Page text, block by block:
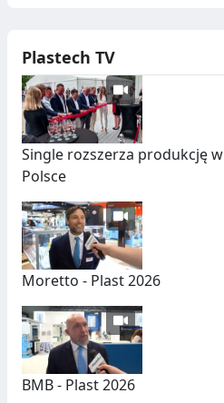
Plastech TV
Single rozszerza produkcję w
Polsce
Moretto - Plast 2026
BMB - Plast 2026